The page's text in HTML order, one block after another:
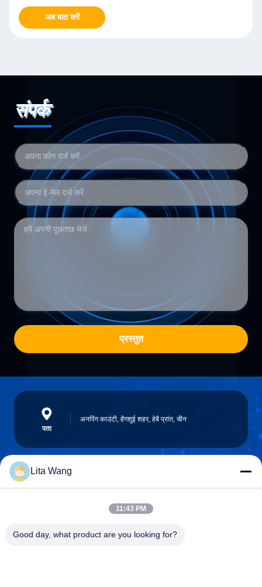
अब बात करें
संपर्क
प्रस्तुत
पता
अनपिंग काउंटी, हेंगशुई शहर, हेबै प्रांत, चीन
Lita Wang
11:43 PM
Good day, what product are you looking for?